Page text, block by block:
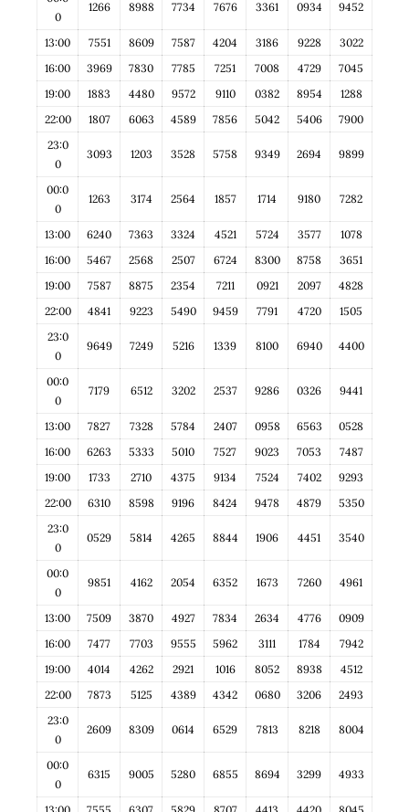
0
1266 8988 7734 7676 3361 0934 9452
13:00 7551 8609 7587 4204 3186 9228
3022
16:00
3969 7830 7785 7251 7008 4729
7045
19:00
1883 4480 9572 9110 0382 8954
1288
22:00
1807 6063 4589 7856 5042 5406
7900
23:0
0
3093 1203 3528 5758 9349 2694 9899
00:0
0
1263 3174 2564 1857 1714 9180 7282
13:00 6240 7363 3324 4521 5724 3577
1078
16:00
5467 2568 2507 6724 8300 8758
3651
19:00
7587 8875 2354 7211 0921 2097
4828
22:00
4841 9223 5490 9459 7791 4720
1505
23:0
0
9649 7249 5216 1339 8100 6940 4400
00:0
0
7179 6512 3202 2537 9286 0326 9441
13:00 7827 7328 5784 2407 0958 6563
0528
16:00
6263 5333 5010 7527 9023 7053
7487
19:00
1733 2710 4375 9134 7524 7402
9293
22:00
6310 8598 9196 8424 9478 4879
5350
23:0
0
0529 5814 4265 8844 1906 4451 3540
00:0
0
9851 4162 2054 6352 1673 7260 4961
13:00 7509 3870 4927 7834 2634 4776
0909
16:00
7477 7703 9555 5962 3111 1784
7942
19:00
4014 4262 2921 1016 8052 8938
4512
22:00
7873 5125 4389 4342 0680 3206
2493
23:0
0
2609 8309 0614 6529 7813 8218 8004
00:0
0
6315 9005 5280 6855 8694 3299 4933